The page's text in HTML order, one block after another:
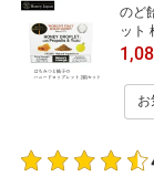
のど
ット
別特
ちみ
お